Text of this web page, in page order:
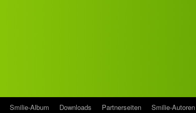
Smilie-Album Downloads Partnerseiten Smilie-Autoren